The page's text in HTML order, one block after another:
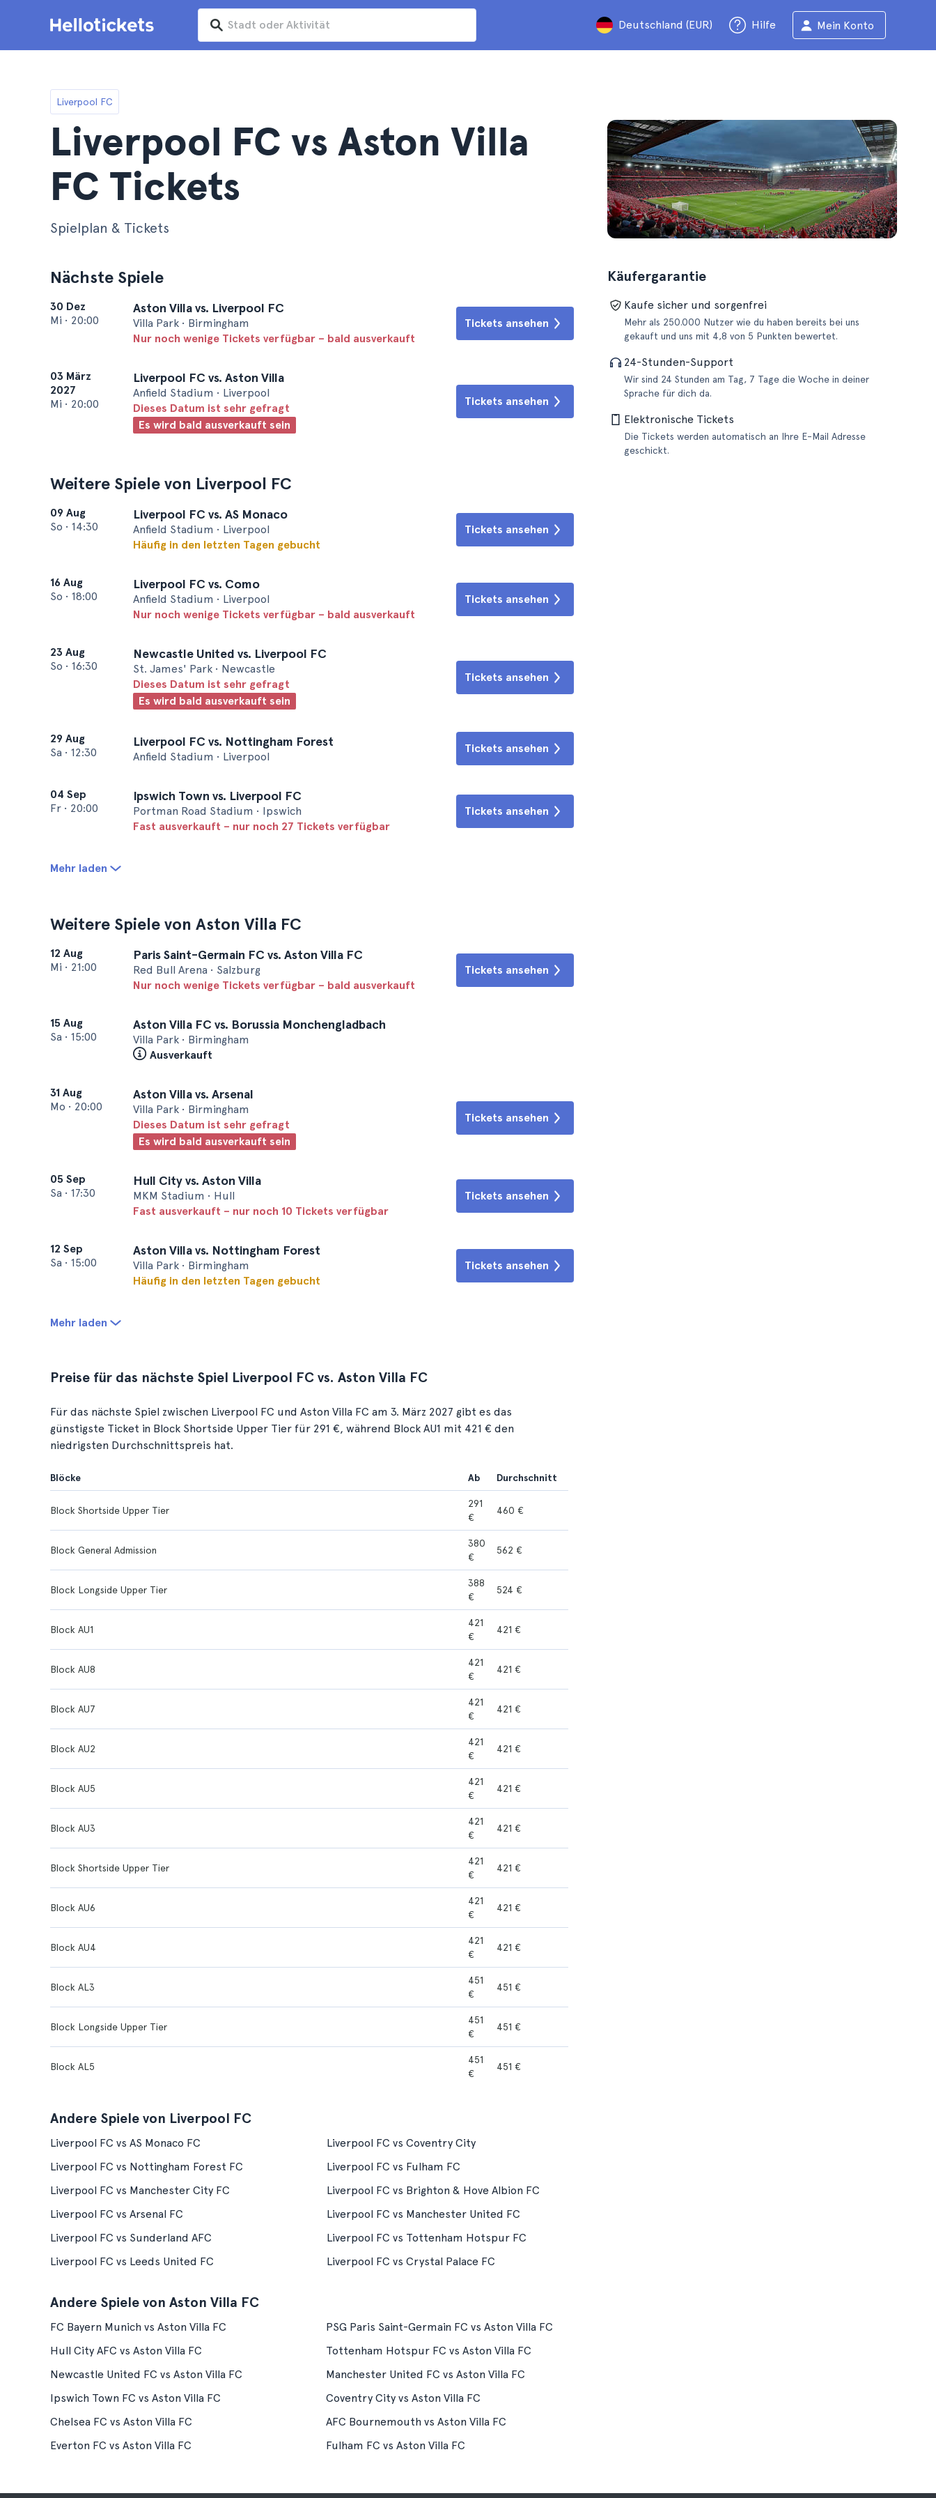
Deutschland (EUR) Hilfe Mein Konto
Liverpool FC
Liverpool FC vs Aston Villa
FC Tickets
Spielplan & Tickets
Nächste Spiele
30 Dez
Mi • 20:00
Aston Villa vs. Liverpool FC
Villa Park • Birmingham
Nur noch wenige Tickets verfügbar – bald ausverkauft
Tickets ansehen
03 März
2027
Mi • 20:00
Liverpool FC vs. Aston Villa
Anfield Stadium • Liverpool
Dieses Datum ist sehr gefragt
Es wird bald ausverkauft sein
Tickets ansehen
Weitere Spiele von Liverpool FC
09 Aug
So • 14:30
Liverpool FC vs. AS Monaco
Anfield Stadium • Liverpool
Häufig in den letzten Tagen gebucht
Tickets ansehen
16 Aug
So • 18:00
Liverpool FC vs. Como
Anfield Stadium • Liverpool
Nur noch wenige Tickets verfügbar – bald ausverkauft
Tickets ansehen
23 Aug
So • 16:30
Newcastle United vs. Liverpool FC
St. James' Park • Newcastle
Dieses Datum ist sehr gefragt
Es wird bald ausverkauft sein
Tickets ansehen
29 Aug
Sa • 12:30
Liverpool FC vs. Nottingham Forest
Anfield Stadium • Liverpool
Tickets ansehen
04 Sep
Fr • 20:00
Ipswich Town vs. Liverpool FC
Portman Road Stadium • Ipswich
Fast ausverkauft – nur noch 27 Tickets verfügbar
Tickets ansehen
Mehr laden
Weitere Spiele von Aston Villa FC
12 Aug
Mi • 21:00
Paris Saint-Germain FC vs. Aston Villa FC
Red Bull Arena • Salzburg
Nur noch wenige Tickets verfügbar – bald ausverkauft
Tickets ansehen
15 Aug
Sa • 15:00
Aston Villa FC vs. Borussia Monchengladbach
Villa Park • Birmingham
Ausverkauft
31 Aug
Mo • 20:00
Aston Villa vs. Arsenal
Villa Park • Birmingham
Dieses Datum ist sehr gefragt
Es wird bald ausverkauft sein
Tickets ansehen
05 Sep
Sa • 17:30
Hull City vs. Aston Villa
MKM Stadium • Hull
Fast ausverkauft – nur noch 10 Tickets verfügbar
Tickets ansehen
12 Sep
Sa • 15:00
Aston Villa vs. Nottingham Forest
Villa Park • Birmingham
Häufig in den letzten Tagen gebucht
Tickets ansehen
Mehr laden
Käufergarantie
Kaufe sicher und sorgenfrei
Mehr als 250.000 Nutzer wie du haben bereits bei uns
gekauft und uns mit 4,8 von 5 Punkten bewertet.
24-Stunden-Support
Wir sind 24 Stunden am Tag, 7 Tage die Woche in deiner
Sprache für dich da.
Elektronische Tickets
Die Tickets werden automatisch an Ihre E-Mail Adresse
geschickt.
Preise für das nächste Spiel Liverpool FC vs. Aston Villa FC
Für das nächste Spiel zwischen Liverpool FC und Aston Villa FC am 3. März 2027 gibt es das
günstigste Ticket in Block Shortside Upper Tier für 291 €, während Block AU1 mit 421 € den
niedrigsten Durchschnittspreis hat.
Blöcke Ab Durchschnitt
Block Shortside Upper Tier
291
€
460 €
Block General Admission
380
€
562 €
Block Longside Upper Tier
388
€
524 €
Block AU1
421
€
421 €
Block AU8
421
€
421 €
Block AU7
421
€
421 €
Block AU2
421
€
421 €
Block AU5
421
€
421 €
Block AU3
421
€
421 €
Block Shortside Upper Tier
421
€
421 €
Block AU6
421
€
421 €
Block AU4
421
€
421 €
Block AL3
451
€
451 €
Block Longside Upper Tier
451
€
451 €
Block AL5
451
€
451 €
Andere Spiele von Liverpool FC
Liverpool FC vs AS Monaco FC
Liverpool FC vs Coventry City
Liverpool FC vs Nottingham Forest FC
Liverpool FC vs Fulham FC
Liverpool FC vs Manchester City FC
Liverpool FC vs Brighton & Hove Albion FC
Liverpool FC vs Arsenal FC
Liverpool FC vs Manchester United FC
Liverpool FC vs Sunderland AFC
Liverpool FC vs Tottenham Hotspur FC
Liverpool FC vs Leeds United FC
Liverpool FC vs Crystal Palace FC
Andere Spiele von Aston Villa FC
FC Bayern Munich vs Aston Villa FC
PSG Paris Saint-Germain FC vs Aston Villa FC
Hull City AFC vs Aston Villa FC
Tottenham Hotspur FC vs Aston Villa FC
Newcastle United FC vs Aston Villa FC
Manchester United FC vs Aston Villa FC
Ipswich Town FC vs Aston Villa FC
Coventry City vs Aston Villa FC
Chelsea FC vs Aston Villa FC
AFC Bournemouth vs Aston Villa FC
Everton FC vs Aston Villa FC
Fulham FC vs Aston Villa FC